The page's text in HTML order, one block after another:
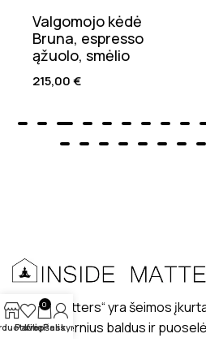
Valgomojo kėdė
Bruna, espresso
ąžuolo, smėlio
215,00€
„Inside matters“ yra šeimos
kurti modernius baldus ir
Patikę
0
Krepšelis
Paskyra